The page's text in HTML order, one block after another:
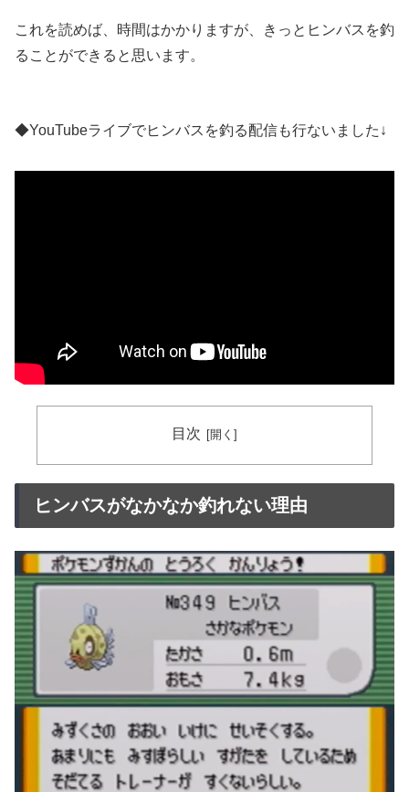
これを読めば、時間はかかりますが、きっとヒンバスを釣
ることができると思います。
◆YouTubeライブでヒンバスを釣る配信も行ないました↓
目次
ヒンバスがなかなか釣れない理由